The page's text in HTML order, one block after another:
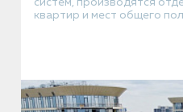
систем, производятся
квартир и мест общего